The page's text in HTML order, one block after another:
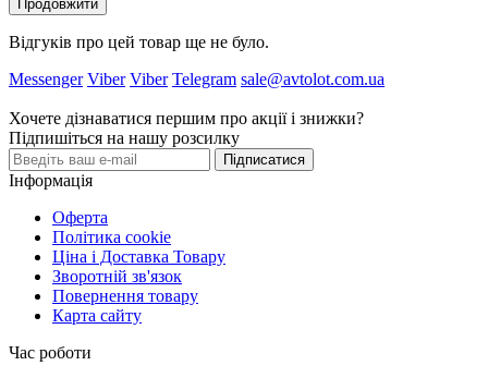
Продовжити
Відгуків про цей товар ще не було.
Messenger Viber Viber Telegram sale@avtolot.com.ua
Хочете дізнаватися першим про акції і знижки?
Підпишіться на нашу розсилку
Підписатися
Інформація
Оферта
Політика cookie
Ціна і Доставка Товару
Зворотній зв'язок
Повернення товару
Карта сайту
Час роботи